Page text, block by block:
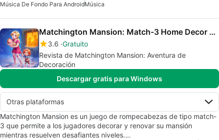
Música De Fondo Para AndroidMúsica
Matchington Mansion: Match-3 Home Decor Adventure
3.6 Gratuito
Revista de Matchington Mansion: Aventura de
Decoración
Descargar gratis para Windows
Otras plataformas
Matchington Mansion es un juego de rompecabezas de tipo match-
3 que permite a los jugadores decorar y renovar su mansión
mientras resuelven desafiantes niveles.…